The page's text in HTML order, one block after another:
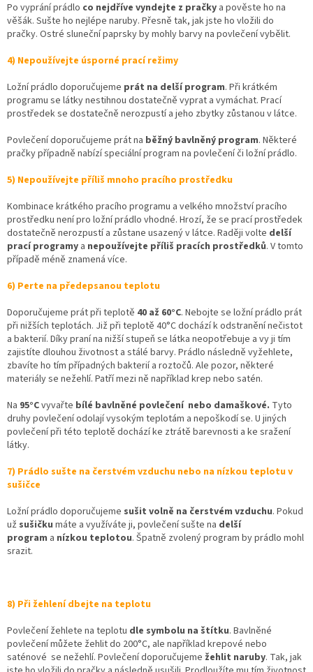
Po vyprání prádlo co nejdříve vyndejte z pračky a pověste ho na
věšák. Sušte ho nejlépe naruby. Přesně tak, jak jste ho vložili do
pračky. Ostré sluneční paprsky by mohly barvy na povlečení vybělit.
4) Nepoužívejte úsporné prací režimy
Ložní prádlo doporučujeme prát na delší program. Při krátkém
programu se látky nestihnou dostatečně vyprat a vymáchat. Prací
prostředek se dostatečně nerozpustí a jeho zbytky zůstanou v látce.
Povlečení doporučujeme prát na běžný bavlněný program. Některé
pračky případně nabízí speciální program na povlečení či ložní prádlo.
5) Nepoužívejte příliš mnoho pracího prostředku
Kombinace krátkého pracího programu a velkého množství pracího
prostředku není pro ložní prádlo vhodné. Hrozí, že se prací prostředek
dostatečně nerozpustí a zůstane usazený v látce. Raději volte delší
prací programy a nepoužívejte příliš pracích prostředků. V tomto
případě méně znamená více.
6) Perte na předepsanou teplotu
Doporučujeme prát při teplotě 40 až 60°C. Nebojte se ložní prádlo prát
při nižších teplotách. Již při teplotě 40°C dochází k odstranění nečistot
a bakterií. Díky praní na nižší stupeň se látka neopotřebuje a vy ji tím
zajistíte dlouhou životnost a stálé barvy. Prádlo následně vyžehlete,
zbavíte ho tím případných bakterií a roztočů. Ale pozor, některé
materiály se nežehlí. Patří mezi ně například krep nebo satén.
Na 95°Cvyvařte bílé bavlněné povlečení nebo damaškové. Tyto
druhy povlečení odolají vysokým teplotám a nepoškodí se. U jiných
povlečení při této teplotě dochází ke ztrátě barevnosti a ke sražení
látky.
7) Prádlo sušte na čerstvém vzduchu nebo na nízkou teplotu v
sušičce
Ložní prádlo doporučujeme sušit volně na čerstvém vzduchu. Pokud
už sušičku máte a využíváte ji, povlečení sušte na delší
program a nízkou teplotou. Špatně zvolený program by prádlo mohl
srazit.
8) Při žehlení dbejte na teplotu
Povlečení žehlete na teplotu dle symbolu na štítku. Bavlněné
povlečení můžete žehlit do 200°C, ale například krepové nebo
saténové se nežehlí. Povlečení doporučujeme žehlit naruby. Tak, jak